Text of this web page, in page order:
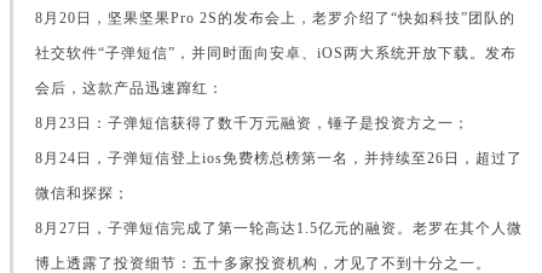
8月20日，坚果坚果Pro 2S的发布会上，老罗介绍了“快如科技”团队的
社交软件“子弹短信”，并同时面向安卓、iOS两大系统开放下载。发布
会后，这款产品迅速蹿红：
8月23日：子弹短信获得了数千万元融资，锤子是投资方之一；
8月24日，子弹短信登上ios免费榜总榜第一名，并持续至26日，超过了
微信和探探；
8月27日，子弹短信完成了第一轮高达1.5亿元的融资。老罗在其个人微
博上透露了投资细节：五十多家投资机构，才见了不到十分之一。